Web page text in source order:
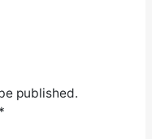
published.
*